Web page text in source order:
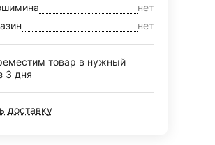
нет
нет
товар в нужный
3 дня
доставку